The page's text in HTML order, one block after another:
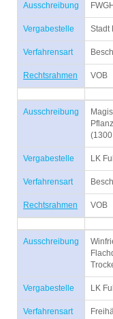
Ausschreibung
Vergabestelle Stadt
Verfahrensart
Rechtsrahmen VOB
Ausschreibung
Vergabestelle LK
Verfahrensart
Rechtsrahmen VOB
Ausschreibung
Vergabestelle LK
Verfahrensart